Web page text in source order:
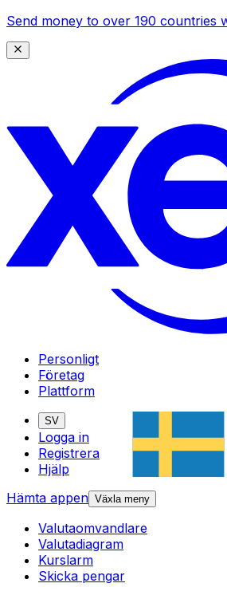
Send money to over 190 countries
Personligt
Företag
Plattform
SV
Logga in
Registrera
Hjälp
Hämta appen Växla meny
Valutaomvandlare
Valutadiagram
Kurslarm
Skicka pengar